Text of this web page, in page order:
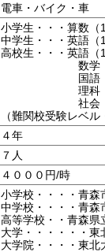
電車・バイク・車
小学生・・・算数（
中学生・・・英語（
高校生・・・英語（1
数学（数ⅠA（
国語（現国
理科（化学
社会（政経
（難関校受験レベ
４年
７人
４０００円/時
小学校・・・・青森
中学校・・・・青森
高等学校・・青森県
大学・・・・・・東
大学院・・・・東北